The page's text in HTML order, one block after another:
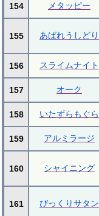
154 メタッピー
155 あばれうしどり
156 スライムナイト
157 オーク
158 いたずらもぐら
159 アルミラージ
160 シャイニング
161 びっくりサタン